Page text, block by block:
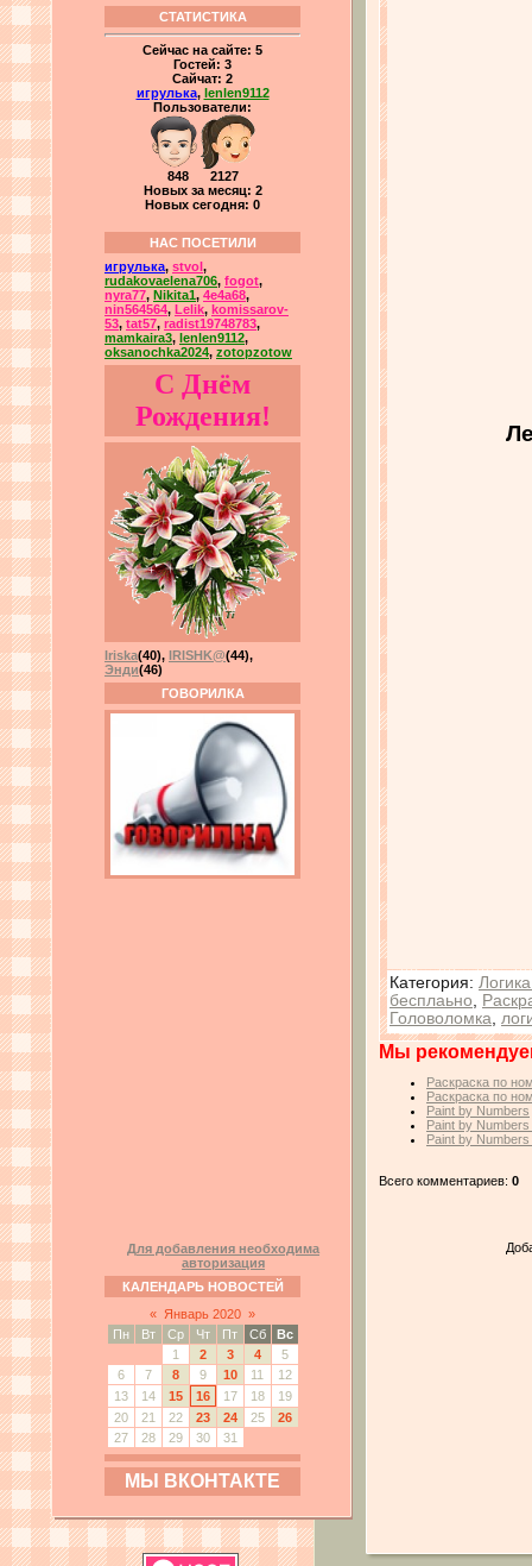
СТАТИСТИКА
Сейчас на сайте: 5
Гостей: 3
Сайчат: 2
игрулька, lenlen9112
Пользователи:
848 2127
Новых за месяц: 2
Новых сегодня: 0
НАС ПОСЕТИЛИ
игрулька, stvol ,
rudakovaelena706, fogot,
nyra77, Nikita1, 4e4a68,
nin564564, Lelik, komissarov-
53, tat57, radist19748783,
mamkaira3, lenlen9112,
oksanochka2024, zotopzotow
С Днём
Рождения!
Iriska(40), IRISHK@(44),
Энди(46)
ГОВОРИЛКА
Для добавления необходима
авторизация
КАЛЕНДАРЬ НОВОСТЕЙ
« Январь 2020 »
Пн
Вт Ср Чт Пт Сб
Вс
1
2 3 4
5
6
7 8 9 10 11
12
13
14 15 16 17 18
19
20
21 22 23 24 25
26
27
28 29 30 31
МЫ ВКОНТАКТЕ
Категория:
бесплаьно
Головоломка
Мы
Раскраска по
Раскраска по
Paint by Numbers
Paint by Numbers
Paint by Numbers
Всего комментариев: 0